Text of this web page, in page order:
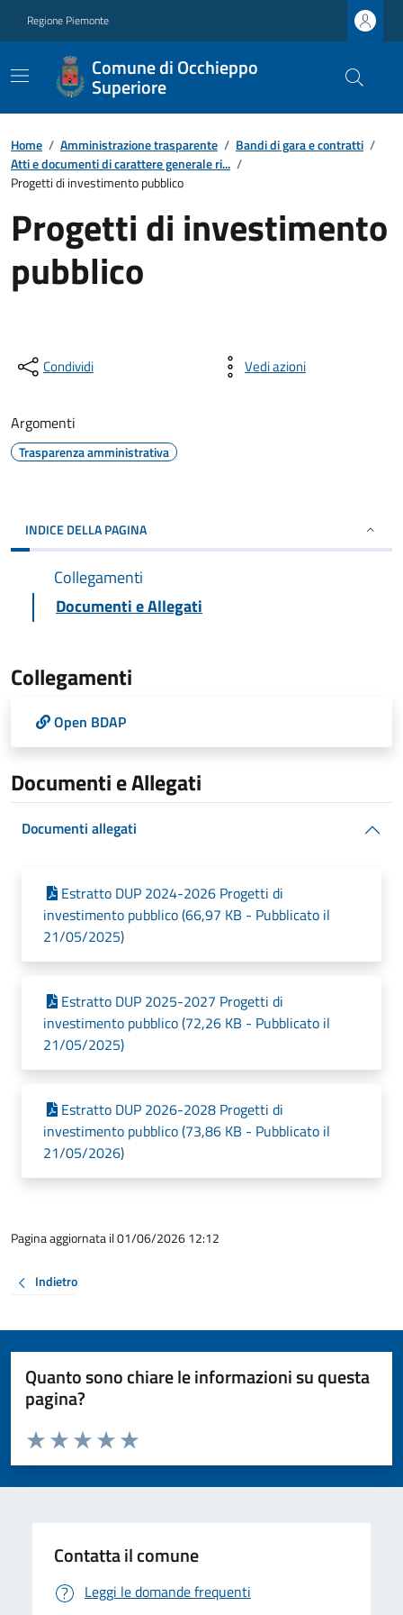
Regione Piemonte
Comune di Occhieppo
Superiore
Home / Amministrazione trasparente / Bandi di gara e contratti /
Atti e documenti di carattere generale ri... /
Progetti di investimento pubblico
Progetti di investimento
pubblico
Condividi Vedi azioni
Argomenti
Trasparenza amministrativa
INDICE DELLA PAGINA
Collegamenti
Documenti e Allegati
Collegamenti
Open BDAP
Documenti e Allegati
Documenti allegati
Estratto DUP 2024-2026 Progetti di
investimento pubblico (66,97 KB - Pubblicato il
21/05/2025)
Estratto DUP 2025-2027 Progetti di
investimento pubblico (72,26 KB - Pubblicato il
21/05/2025)
Estratto DUP 2026-2028 Progetti di
investimento pubblico (73,86 KB - Pubblicato il
21/05/2026)
Pagina aggiornata il 01/06/2026 12:12
Indietro
Quanto sono chiare le informazioni su questa
pagina?
Valuta da 1 a 5 stelle la pagina
Valuta 5 stelle su 5
Valuta 4 stelle su 5
Valuta 3 stelle su 5
Valuta 2 stelle su 5
Valuta 1 stelle su 5
Contatta il comune
Leggi le domande frequenti